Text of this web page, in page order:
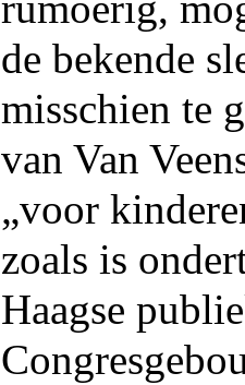
de bekende
misschien te
van Van
„voor
zoals is
Haagse